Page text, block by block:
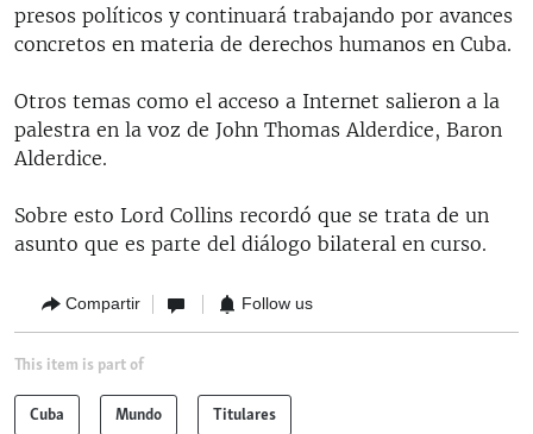
presos políticos y continuará trabajando por avances
concretos en materia de derechos humanos en Cuba.
Otros temas como el acceso a Internet salieron a la
palestra en la voz de John Thomas Alderdice, Baron
Alderdice.
Sobre esto Lord Collins recordó que se trata de un
asunto que es parte del diálogo bilateral en curso.
Compartir Follow us
This item is part of
Cuba Mundo Titulares